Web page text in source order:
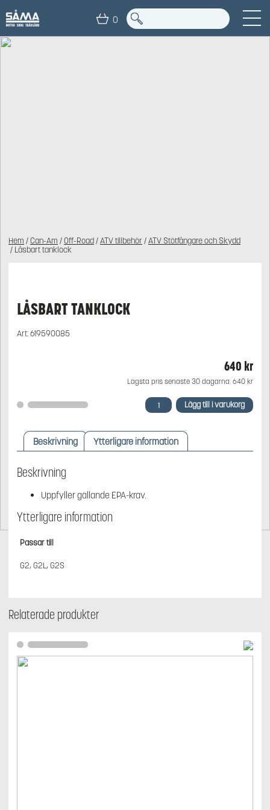
0
Hem /Can-Am /Off-Road/ATV tillbehör /ATV Stötfångare och Skydd
/ Låsbart tanklock
LÅSBART TANKLOCK
Art:619590085
640 kr
Lägsta pris senaste 30 dagarna: 640 kr
Låsbart
tanklock
Lägg till i varukorg
Beskrivning Ytterligare information
Beskrivning
Uppfyller gällande EPA-krav.
Ytterligare information
Passar till
G2, G2L, G2S
Relaterade produkter